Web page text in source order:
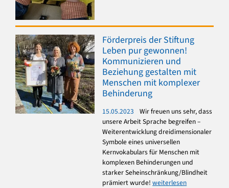
Förderpreis der Stiftung
Leben pur gewonnen!
Kommunizieren und
Beziehung gestalten mit
Menschen mit komplexer
Behinderung
15.05.2023
Wir freuen uns sehr, dass
unsere Arbeit Sprache begreifen –
Weiterentwicklung dreidimensionaler
Symbole eines universellen
Kernvokabulars für Menschen mit
komplexen Behinderungen und
starker Seheinschränkung/Blindheit
prämiert wurde!weiterlesen